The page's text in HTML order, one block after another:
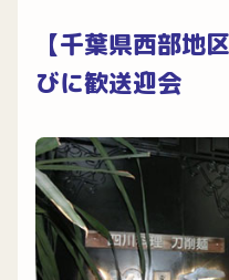
【千葉県西部地
びに歓送迎会